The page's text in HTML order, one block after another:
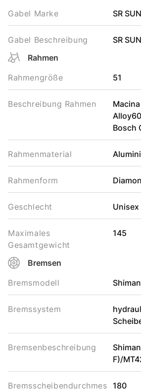
Gabel Marke SR
Gabel Beschreibung
SR
Rahmen
Rahmengröße
51
Beschreibung Rahmen
Bosch
Rahmenmaterial
Rahmenform
Geschlecht Unisex
Maximales
Gesamtgewicht
145
Bremsen
Bremsmodell
Bremssystem
Bremsenbeschreibung
F)/
Bremsscheibendurchmes
180